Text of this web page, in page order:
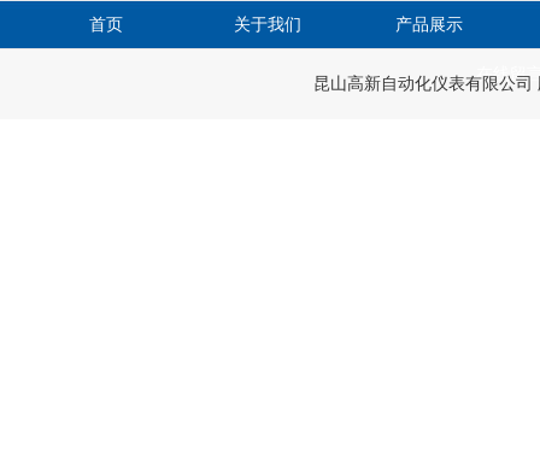
首页 关于我们 产品展示
在线留
昆山高新自动化仪表有限公